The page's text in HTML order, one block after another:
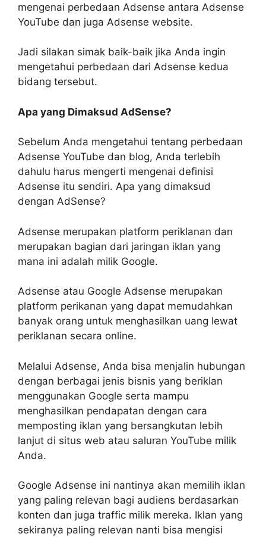
mengenai perbedaan Adsense antara Adsense
YouTube dan juga Adsense website.
Jadi silakan simak baik-baik jika Anda ingin
mengetahui perbedaan dari Adsense kedua
bidang tersebut.
Apa yang Dimaksud AdSense?
Sebelum Anda mengetahui tentang perbedaan
Adsense YouTube dan blog, Anda terlebih
dahulu harus mengerti mengenai definisi
Adsense itu sendiri. Apa yang dimaksud
dengan AdSense?
Adsense merupakan platform periklanan dan
merupakan bagian dari jaringan iklan yang
mana ini adalah milik Google.
Adsense atau Google Adsense merupakan
platform perikanan yang dapat memudahkan
banyak orang untuk menghasilkan uang lewat
periklanan secara online.
Melalui Adsense, Anda bisa menjalin hubungan
dengan berbagai jenis bisnis yang beriklan
menggunakan Google serta mampu
menghasilkan pendapatan dengan cara
memposting iklan yang bersangkutan lebih
lanjut di situs web atau saluran YouTube milik
Anda.
Google Adsense ini nantinya akan memilih iklan
yang paling relevan bagi audiens berdasarkan
konten dan juga traffic milik mereka. Iklan yang
sekiranya paling relevan nanti bisa mengisi